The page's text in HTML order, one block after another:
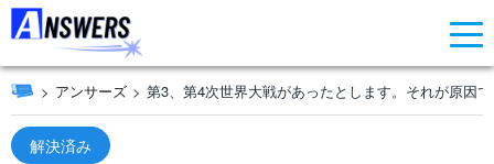
アンサーズ 第3、第4次世界大戦があったとします。それが原因
解決済み